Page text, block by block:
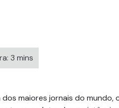
3 mins
dos maiores jornais do mundo,